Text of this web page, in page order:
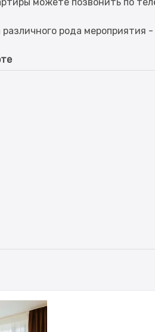
можете позвонить по